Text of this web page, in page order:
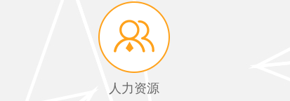
人力资源